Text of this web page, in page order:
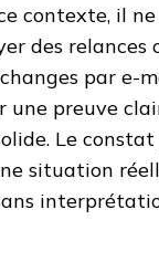
contexte, il
des relances
par e-
une preuve
Le
situation